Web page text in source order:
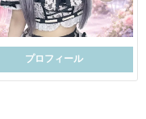
プロフィール